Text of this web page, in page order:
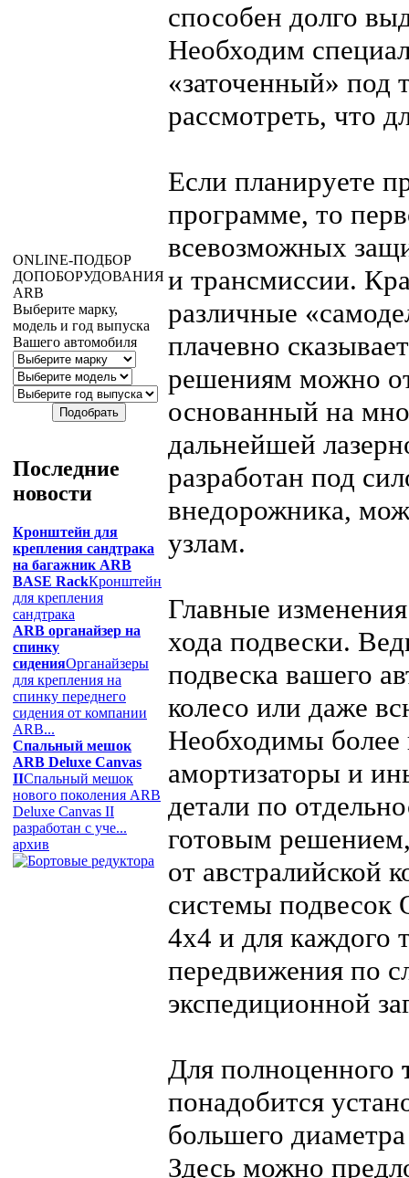
ONLINE-ПОДБОР
ДОПОБОРУДОВАНИЯ
ARB
Выберите марку,
модель и год выпуска
Вашего автомобиля
Последние
новости
Кронштейн для
крепления сандтрака
на багажник ARB
BASE RackКронштейн
для крепления
сандтрака
ARB органайзер на
спинку
сиденияОрганайзеры
для крепления на
спинку переднего
сидения от компании
ARB...
Спальный мешок
ARB Deluxe Canvas
IIСпальный мешок
нового поколения ARB
Deluxe Canvas II
разработан с уче...
архив
способен долго
Необходим
«заточенный» под
рассмотреть, что
Если планируете
программе, то
всевозможных
и трансмиссии.
различные
плачевно
решениям можно
основанный на
дальнейшей
разработан под
внедорожника,
узлам.
Главные
хода подвески.
подвеска вашего
колесо или даже
Необходимы более
амортизаторы и
детали по
готовым
от австралийской
системы
4х4 и для каждого
передвижения по
экспедиционной
Для полноценного
понадобится
большего
Здесь можно